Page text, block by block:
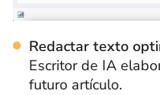
Redactar texto
Escritor de IA
futuro artículo.